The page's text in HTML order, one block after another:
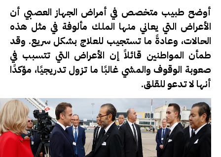
أوضح طبيب متخصص في أمراض الجهاز العصبي أن
الأعراض التي يعاني منها الملك مألوفة في مثل هذه
الحالات، وعادةً ما تستجيب للعلاج بشكل سريع. وقد
طمأن المواطنين قائلاً إن الأعراض التي تتسبب في
صعوبة الوقوف والمشي غالبًا ما تزول تدريجيًا، مؤكدًا
أنها لا تدعو للقلق.